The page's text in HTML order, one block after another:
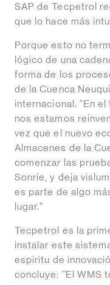
SAP de Tecpetrol
que lo hace más
Porque esto no
lógico de una
forma de los
de la Cuenca
internacional. “En
nos estamos
vez que el nuevo
Almacenes de la
comenzar las
Sonríe, y deja
es parte de algo
lugar.”
Tecpetrol es la
instalar este
espíritu de
concluye: “El WMS